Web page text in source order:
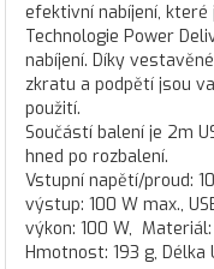
efektivní nabíjení, které
Technologie Power
nabíjení. Díky
zkratu a podpětí jsou
použití.
Součástí balení je 2m
hned po rozbalení.
Vstupní napětí/proud:
výstup: 100 W max.,
výkon: 100 W,
Hmotnost: 193 g, Délka